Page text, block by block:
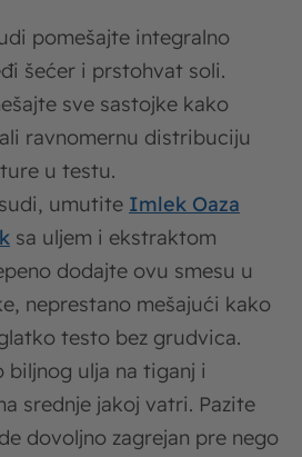
pomešajte integralno
šećer i prstohvat soli.
sve sastojke kako
ravnomernu distribuciju
u testu.
umutite Imlek Oaza
sa uljem i ekstraktom
dodajte ovu smesu u
neprestano mešajući kako
testo bez grudvica.
biljnog ulja na tiganj i
srednje jakoj vatri. Pazite
dovoljno zagrejan pre nego